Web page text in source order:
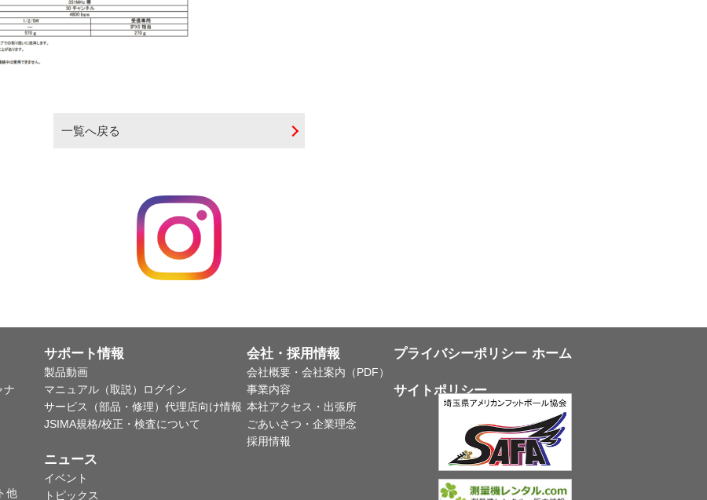
一覧へ戻る
ナ
他
サポート情報
製品動画
マニュアル（取説）ログイン
サービス（部品・修理）代理店向け情報
JSIMA規格/校正・検査について
ニュース
イベント
トピックス
会社・採用情報
会社概要・会社案内（PDF）
事業内容
本社アクセス・出張所
ごあいさつ・企業理念
採用情報
プライバシーポリシー
サイトポリシー
ホーム